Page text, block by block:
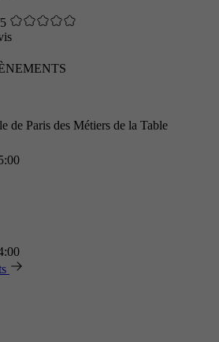
de Paris des Métiers de la Table